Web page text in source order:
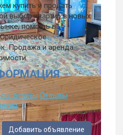
купить и продать
выбор квартир в новых
помощь в
Продажа и аренда
ответы Отзывы
Добавить объявление